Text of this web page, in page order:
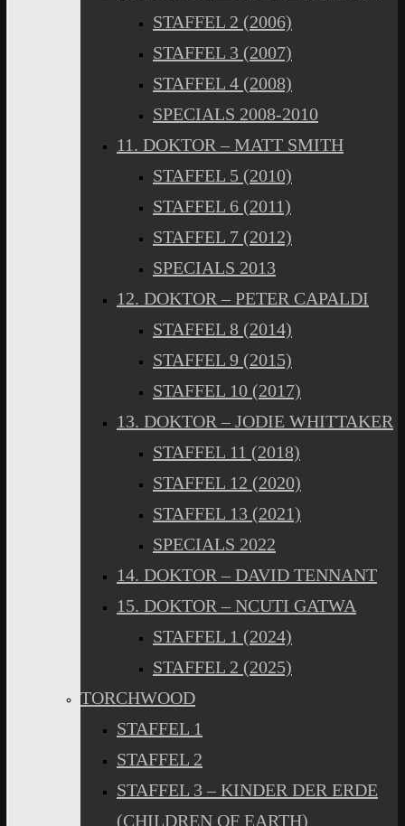
STAFFEL 2 (2006)
STAFFEL 3 (2007)
STAFFEL 4 (2008)
SPECIALS 2008-2010
11. DOKTOR – MATT SMITH
STAFFEL 5 (2010)
STAFFEL 6 (2011)
STAFFEL 7 (2012)
SPECIALS 2013
12. DOKTOR – PETER CAPALDI
STAFFEL 8 (2014)
STAFFEL 9 (2015)
STAFFEL 10 (2017)
13. DOKTOR – JODIE WHITTAKER
STAFFEL 11 (2018)
STAFFEL 12 (2020)
STAFFEL 13 (2021)
SPECIALS 2022
14. DOKTOR – DAVID TENNANT
15. DOKTOR – NCUTI GATWA
STAFFEL 1 (2024)
STAFFEL 2 (2025)
TORCHWOOD
STAFFEL 1
STAFFEL 2
STAFFEL 3 – KINDER DER ERDE
(CHILDREN OF EARTH)